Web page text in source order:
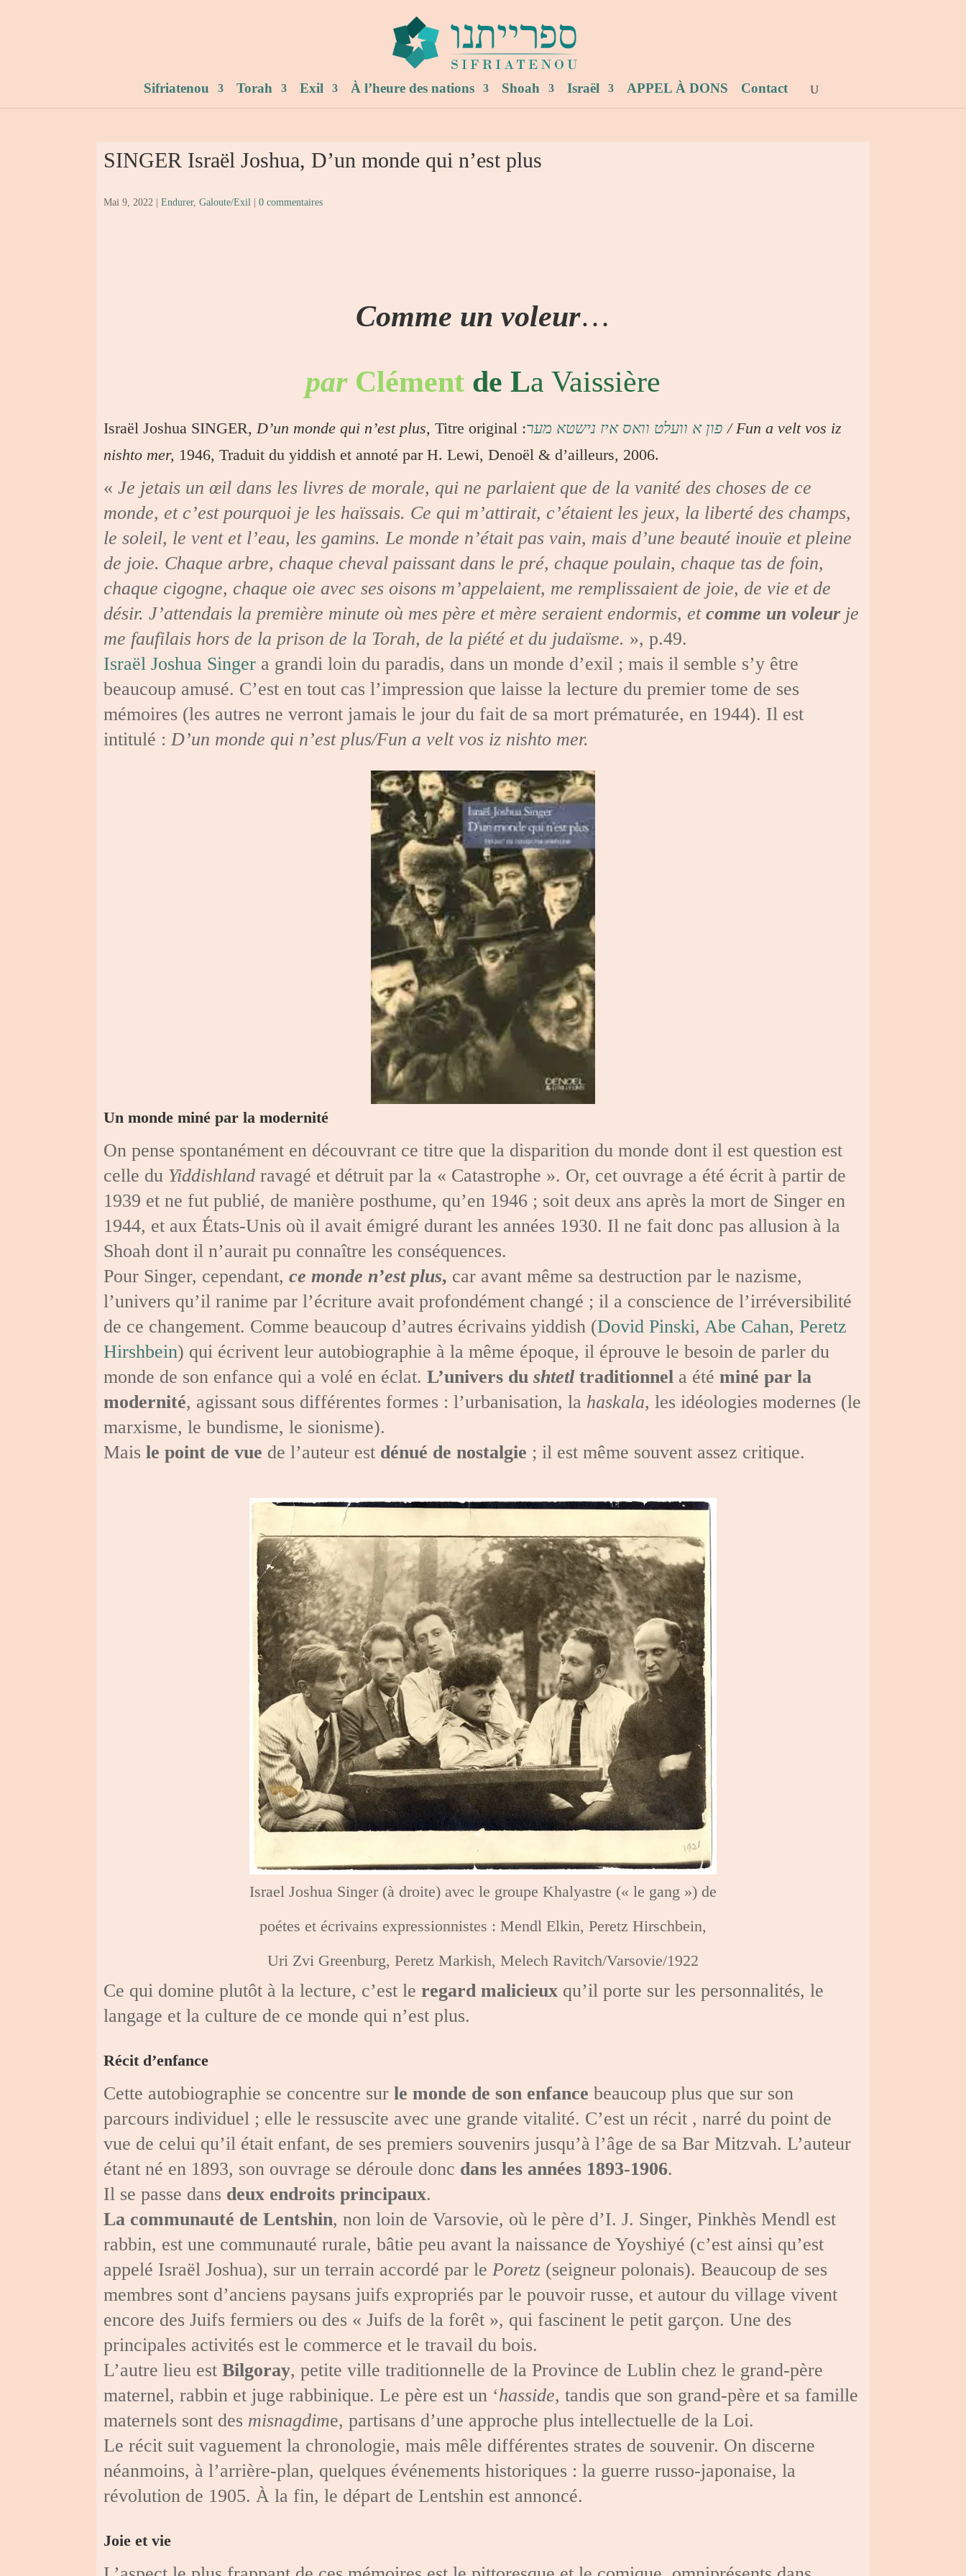
Sifriatenou Torah Exil À l’heure des nations Shoah Israël APPEL À DONS Contact
SINGER Israël Joshua, D’un monde qui n’est plus
Mai 9, 2022 |Endurer,Galoute/Exil |0 commentaires
Comme un voleur…
parClément de La Vaissière
Israël Joshua SINGER,D’un monde qui n’est plus,Titre original :פון א וועלט וואס איז נישטא מער / Fun a velt vos iz
nishto mer, 1946,Traduit du yiddish et annoté par H. Lewi, Denoël & d’ailleurs, 2006.
«Je jetais un œil dans les livres de morale, qui ne parlaient que de la vanité des choses de ce
monde, et c’est pourquoi je les haïssais. Ce qui m’attirait, c’étaient les jeux, la liberté des champs,
le soleil, le vent et l’eau, les gamins. Le monde n’était pas vain, mais d’une beauté inouïe et pleine
de joie. Chaque arbre, chaque cheval paissant dans le pré, chaque poulain, chaque tas de foin,
chaque cigogne, chaque oie avec ses oisons m’appelaient, me remplissaient de joie, de vie et de
désir. J’attendais la première minute où mes père et mère seraient endormis, etcomme un voleur je
me faufilais hors de la prison de la Torah, de la piété et du judaïsme. », p.49.
Israël Joshua Singer a grandi loin du paradis, dans un monde d’exil ; mais il semble s’y être
beaucoup amusé. C’est en tout cas l’impression que laisse la lecture du premier tome de ses
mémoires (les autres ne verront jamais le jour du fait de sa mort prématurée, en 1944). Il est
intitulé :D’un monde qui n’est plus/Fun a velt vos iz nishto mer.
Un monde miné par la modernité
On pense spontanément en découvrant ce titre que la disparition du monde dont il est question est
celle du Yiddishlandravagé et détruit par la « Catastrophe ». Or, cet ouvrage a été écrit à partir de
1939 et ne fut publié, de manière posthume, qu’en 1946 ; soit deux ans après la mort de Singer en
1944, et aux États-Unis où il avait émigré durant les années 1930. Il ne fait donc pas allusion à la
Shoah dont il n’aurait pu connaître les conséquences.
Pour Singer, cependant,ce monde n’est plus, car avant même sa destruction par le nazisme,
l’univers qu’il ranime par l’écriture avait profondément changé ; il a conscience de l’irréversibilité
de ce changement. Comme beaucoup d’autres écrivains yiddish (Dovid Pinski,Abe Cahan,Peretz
Hirshbein) qui écrivent leur autobiographie à la même époque, il éprouve le besoin de parler du
monde de son enfance qui a volé en éclat.L’univers dushtetl traditionnel a étéminé par la
modernité, agissant sous différentes formes : l’urbanisation, la haskala, les idéologies modernes (le
marxisme, le bundisme, le sionisme).
Maisle point de vue de l’auteur est dénué de nostalgie ; il est même souvent assez critique.
Israel Joshua Singer (à droite) avec le groupe Khalyastre (« le gang ») de
poétes et écrivains expressionnistes : Mendl Elkin, Peretz Hirschbein,
Uri Zvi Greenburg, Peretz Markish, Melech Ravitch/Varsovie/1922
Ce qui domine plutôt à la lecture, c’est le regard malicieux qu’il porte sur les personnalités, le
langage et la culture de ce monde qui n’est plus.
Récit d’enfance
Cette autobiographie se concentre surle monde de son enfance beaucoup plus que sur son
parcours individuel ; elle le ressuscite avec une grande vitalité. C’est un récit , narré du point de
vue de celui qu’il était enfant, de ses premiers souvenirs jusqu’à l’âge de sa Bar Mitzvah. L’auteur
étant né en 1893, son ouvrage se déroule donc dans les années 1893-1906.
Il se passe dans deux endroits principaux.
La communauté de Lentshin, non loin de Varsovie, où le père d’I. J. Singer, Pinkhès Mendl est
rabbin, est une communauté rurale, bâtie peu avant la naissance de Yoyshiyé (c’est ainsi qu’est
appelé Israël Joshua), sur un terrain accordé par lePoretz (seigneur polonais). Beaucoup de ses
membres sont d’anciens paysans juifs expropriés par le pouvoir russe, et autour du village vivent
encore des Juifs fermiers ou des « Juifs de la forêt », qui fascinent le petit garçon. Une des
principales activités est le commerce et le travail du bois.
L’autre lieu estBilgoray, petite ville traditionnelle de la Province de Lublin chez le grand-père
maternel, rabbin et juge rabbinique. Le père est un ‘hasside, tandis que son grand-père et sa famille
maternels sont des misnagdime, partisans d’une approche plus intellectuelle de la Loi.
Le récit suit vaguement la chronologie, mais mêle différentes strates de souvenir. On discerne
néanmoins, à l’arrière-plan, quelques événements historiques : la guerre russo-japonaise, la
révolution de 1905. À la fin, le départ de Lentshin est annoncé.
Joie et vie